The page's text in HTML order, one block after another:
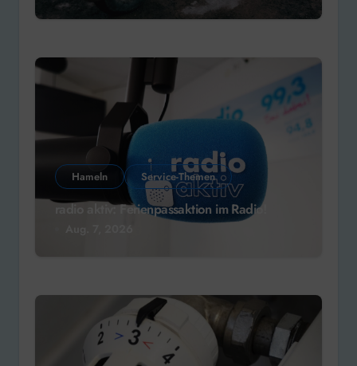
Hameln Service-Themen
radio aktiv: Ferienpassaktion im Radio!